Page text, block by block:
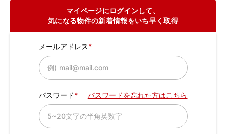
マイページにログインして、
気になる物件の新着情報をいち早く取得
メールアドレス
パスワード パスワードを忘れた方はこちら